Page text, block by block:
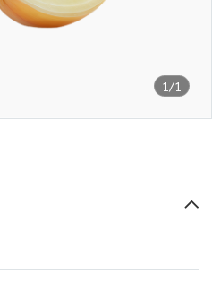
1/1